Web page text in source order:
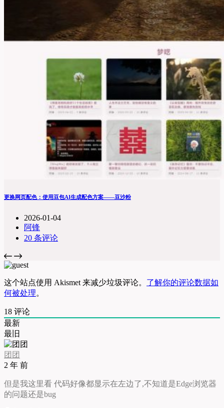
更换网页配色：使用豆包AI生成配色方案——豆沙粉
2026-01-04
阿锋
20 条评论
这个站点使用 Akismet 来减少垃圾评论。 了解你的评论数据如
何被处理。
18 评论
最新
最旧
团团
2 年 前
但是我这里看 代码好像都显示在左边了,不知道是Edge浏览器
的问题还是bug